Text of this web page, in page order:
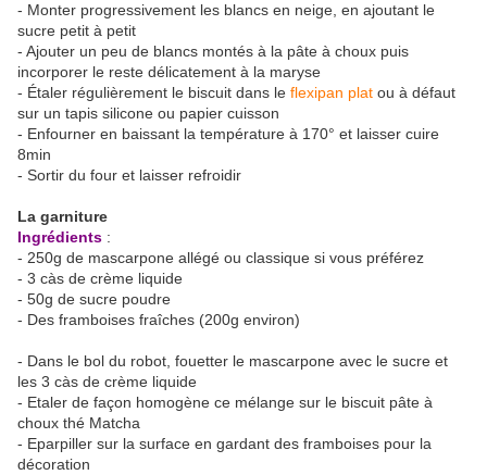
- Monter progressivement les blancs en neige, en ajoutant le
sucre petit à petit
- Ajouter un peu de blancs montés à la pâte à choux puis
incorporer le reste délicatement à la maryse
- Étaler régulièrement le biscuit dans le flexipan plat ou à défaut
sur un tapis silicone ou papier cuisson
- Enfourner en baissant la température à 170° et laisser cuire
8min
- Sortir du four et laisser refroidir
La garniture
Ingrédients :
- 250g de mascarpone allégé ou classique si vous préférez
- 3 càs de crème liquide
- 50g de sucre poudre
- Des framboises fraîches (200g environ)
- Dans le bol du robot, fouetter le mascarpone avec le sucre et
les 3 càs de crème liquide
- Etaler de façon homogène ce mélange sur le biscuit pâte à
choux thé Matcha
- Eparpiller sur la surface en gardant des framboises pour la
décoration